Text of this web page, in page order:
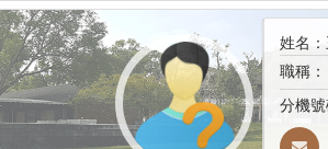
姓名
職稱：
分機號